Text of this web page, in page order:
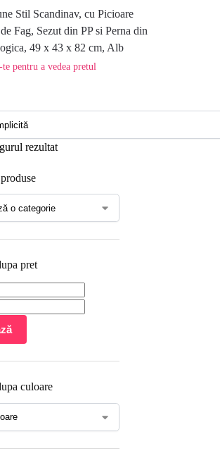
Stil Scandinav, cu Picioare
Fag, Sezut din PP si Perna din
49 x 43 x 82 cm, Alb
te pentru a vedea pretul
rezultat
pret
culoare